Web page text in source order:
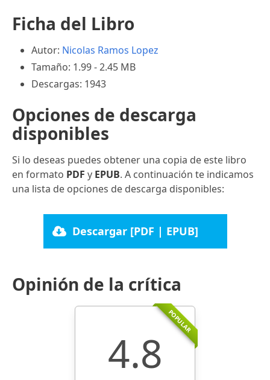
Ficha del Libro
Autor: Nicolas Ramos Lopez
Tamaño: 1.99 - 2.45 MB
Descargas: 1943
Opciones de descarga
disponibles
Si lo deseas puedes obtener una copia de este libro
en formato PDF y EPUB. A continuación te indicamos
una lista de opciones de descarga disponibles:
Descargar [PDF | EPUB]
Opinión de la crítica
POPULAR
4.8